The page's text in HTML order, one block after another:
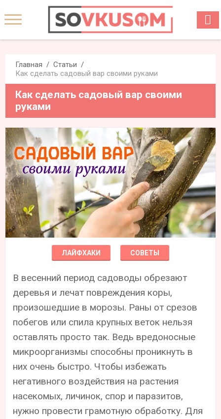
Главная
Статьи
Как сделать садовый вар своими руками
Как сделать садовый вар своими
руками
ЛАЙФХАКИ СОВЕТЫ
В весенний период садоводы обрезают
деревья и лечат повреждения коры,
произошедшие в морозы. Раны от срезов
побегов или спила крупных веток нельзя
оставлять просто так. Ведь вредоносные
микроорганизмы способны проникнуть в
них очень быстро. Чтобы избежать
негативного воздействия на растения
насекомых, личинок, спор и паразитов,
нужно провести грамотную обработку. Для